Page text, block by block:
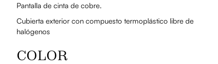
Pantalla de cinta de cobre.
Cubierta exterior con compuesto termoplástico libre de
halógenos
COLOR